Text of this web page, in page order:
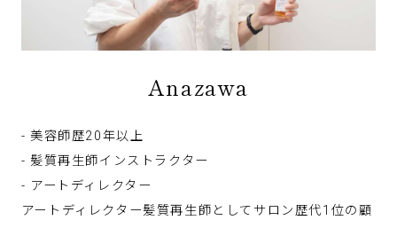
Anazawa
- 美容師歴20年以上
- 髪質再生師インストラクター
- アートディレクター
アートディレクター髪質再生師としてサロン歴代1位の顧